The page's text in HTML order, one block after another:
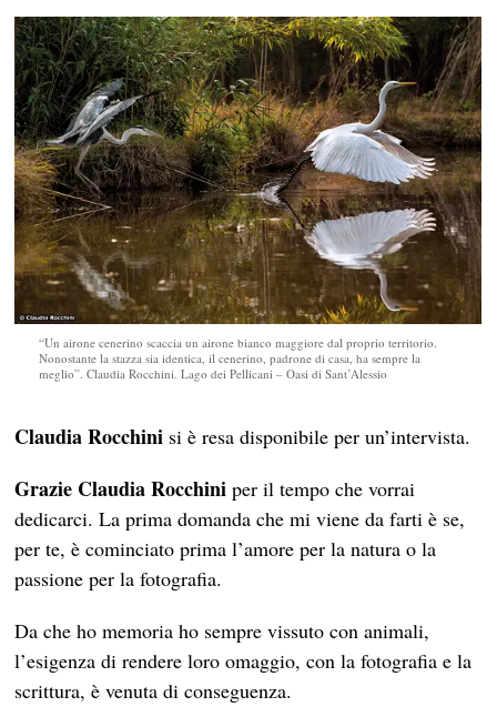
“Un airone cenerino scaccia un airone bianco maggiore dal proprio territorio.
Nonostante la stazza sia identica, il cenerino, padrone di casa, ha sempre la
meglio”. Claudia Rocchini. Lago dei Pellicani – Oasi di Sant’Alessio
Claudia Rocchini si è resa disponibile per un’intervista.
Grazie Claudia Rocchini per il tempo che vorrai
dedicarci. La prima domanda che mi viene da farti è se,
per te, è cominciato prima l’amore per la natura o la
passione per la fotografia.
Da che ho memoria ho sempre vissuto con animali,
l’esigenza di rendere loro omaggio, con la fotografia e la
scrittura, è venuta di conseguenza.